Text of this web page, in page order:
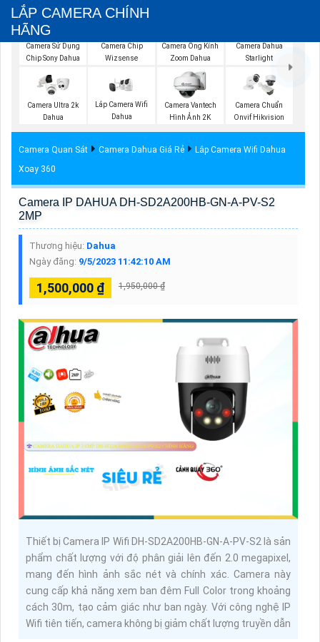
LẮP CAMERA CHÍNH
HÃNG
Camera Sử Dụng
Chip Sony Dahua
Camera Chip
Wizsense
Camera Ống Kính
Zoom Dahua
Camera Dahua
Starlight
Camera Ultra 2k
Dahua
Lắp Camera Wifi
Dahua
Camera Vantech
Hình Ảnh 2K
Camera Chuẩn
Onvif Hikvision
Camera Quan Sát Camera Dahua Giá Rẻ
Lắp Camera Wifi Dahua
Xoay 360
Camera IP DAHUA DH-SD2A200HB-GN-A-PV-S2
2MP
Thương hiệu: Dahua
Ngày đăng: 9/5/2023 11:42:10 AM
1,500,000 ₫ 1,950,000 ₫
Thiết bị Camera IP Wifi DH-SD2A200HB-GN-A-PV-S2 là sản
phẩm chất lượng với độ phân giải lên đến 2.0 megapixel,
mang đến hình ảnh sắc nét và chính xác. Camera này
cung cấp khả năng xem ban đêm Full Color trong khoảng
cách 30m, tạo cảm giác như ban ngày. Với công nghệ IP
Wifi tiên tiến, camera không bị giảm chất lượng truyền dẫn